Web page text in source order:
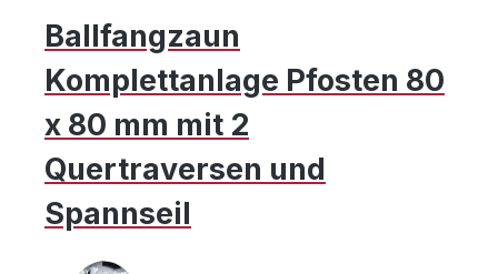
Ballfangzaun
Komplettanlage Pfosten 80
x 80 mm mit 2
Quertraversen und
Spannseil